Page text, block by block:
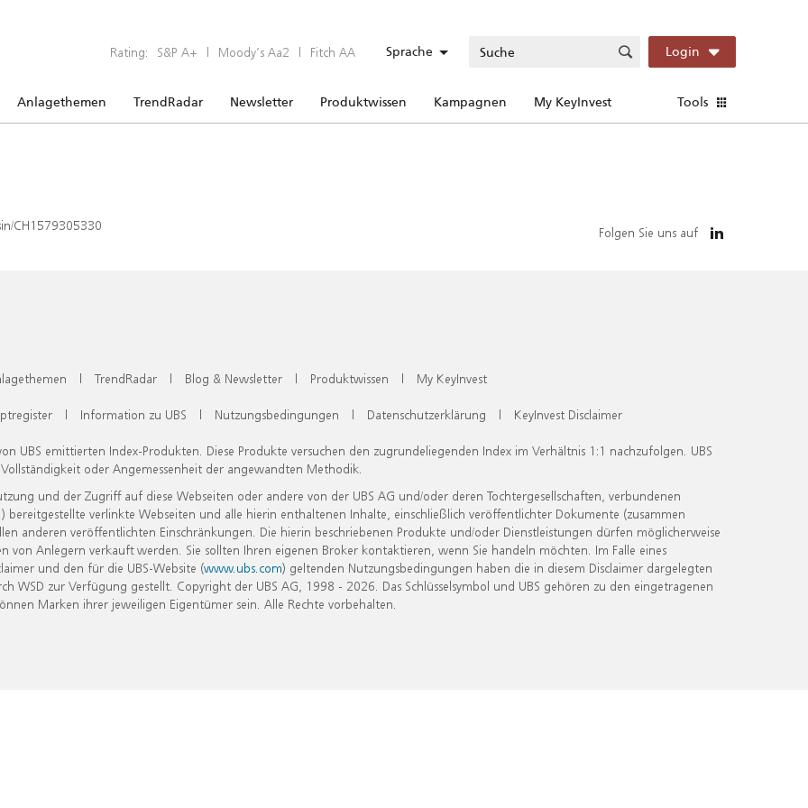
Rating: S&P A+ | Moody’s Aa2 | Fitch AA Sprache Login
Anlagethemen TrendRadar Newsletter Produktwissen Kampagnen My KeyInvest Tools
CH1579305330 Folgen Sie uns auf
| TrendRadar | Blog & Newsletter | Produktwissen | My KeyInvest
| Information zu UBS | Nutzungsbedingungen | Datenschutzerklärung | KeyInvest Disclaimer
UBS emittierten Index-Produkten. Diese Produkte versuchen den zugrundeliegenden Index im Verhältnis 1:1 nachzufolgen. UBS
oder Angemessenheit der angewandten Methodik.
und der Zugriff auf diese Webseiten oder andere von der UBS AG und/oder deren Tochtergesellschaften, verbundenen
verlinkte Webseiten und alle hierin enthaltenen Inhalte, einschließlich veröffentlichter Dokumente (zusammen
anderen veröffentlichten Einschränkungen. Die hierin beschriebenen Produkte und/oder Dienstleistungen dürfen möglicherweise
Anlegern verkauft werden. Sie sollten Ihren eigenen Broker kontaktieren, wenn Sie handeln möchten. Im Falle eines
und den für die UBS-Website (www.ubs.com) geltenden Nutzungsbedingungen haben die in diesem Disclaimer dargelegten
zur Verfügung gestellt. Copyright der UBS AG, 1998 - 2026. Das Schlüsselsymbol und UBS gehören zu den eingetragenen
Marken ihrer jeweiligen Eigentümer sein. Alle Rechte vorbehalten.